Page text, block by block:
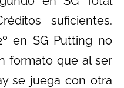
suficientes.
en SG Putting no
formato que al ser
se juega con otra